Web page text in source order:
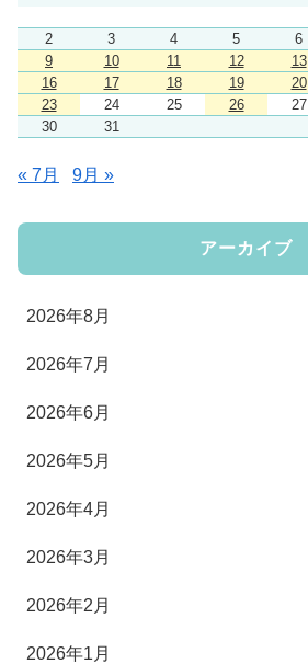
2
3 4 5 6
9
10 11 12 13
16
17 18 19 20
23
24 25 26 27
30
31
« 7月 9月 »
アーカイブ
2026年8月
2026年7月
2026年6月
2026年5月
2026年4月
2026年3月
2026年2月
2026年1月